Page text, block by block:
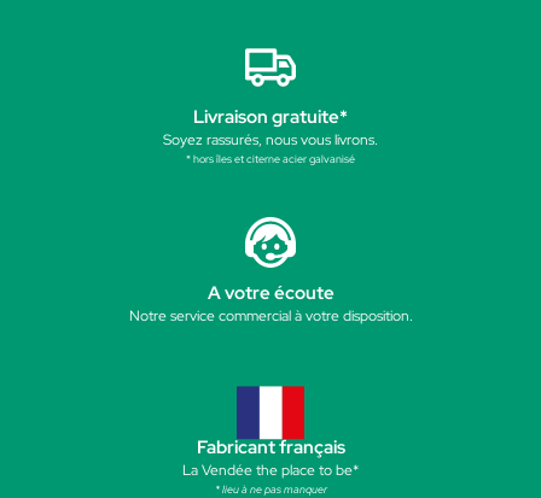
Livraison gratuite*
Soyez rassurés, nous vous livrons.
* hors îles et citerne acier galvanisé
A votre écoute
Notre service commercial à votre disposition.
Fabricant français
La Vendée the place to be*
* lieu à ne pas manquer